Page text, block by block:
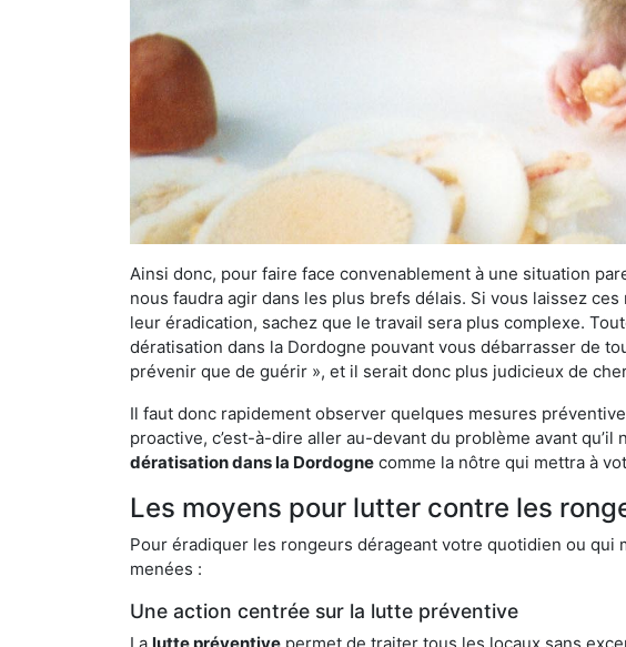
Ainsi donc, pour faire face convenablement à une situation
nous faudra agir dans les plus brefs délais. Si vous laissez
leur éradication, sachez que le travail sera plus complexe.
dératisation dans la Dordogne pouvant vous débarrasser de
prévenir que de guérir », et il serait donc plus judicieux de
Il faut donc rapidement observer quelques mesures
proactive, c’est-à-dire aller au-devant du problème avant
dératisation dans la Dordogne comme la nôtre qui mettra à
Les moyens pour lutter contre les
Pour éradiquer les rongeurs dérageant votre quotidien ou
menées :
Une action centrée sur la lutte préventive